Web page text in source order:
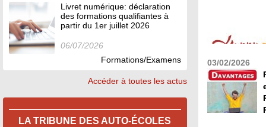
Livret numérique: déclaration
des formations qualifiantes à
partir du 1er juillet 2026
06/07/2026
Formations/Examens
Accéder à toutes les actus
LA TRIBUNE DES AUTO-ÉCOLES
2.426,65
possibles -
03/02/2026